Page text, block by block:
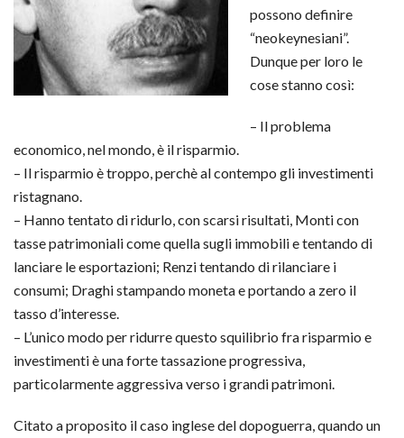
possono definire
“neokeynesiani”.
Dunque per loro le
cose stanno così:
– Il problema
economico, nel mondo, è il risparmio.
– Il risparmio è troppo, perchè al contempo gli investimenti
ristagnano.
– Hanno tentato di ridurlo, con scarsi risultati, Monti con
tasse patrimoniali come quella sugli immobili e tentando di
lanciare le esportazioni; Renzi tentando di rilanciare i
consumi; Draghi stampando moneta e portando a zero il
tasso d’interesse.
– L’unico modo per ridurre questo squilibrio fra risparmio e
investimenti è una forte tassazione progressiva,
particolarmente aggressiva verso i grandi patrimoni.
Citato a proposito il caso inglese del dopoguerra, quando un